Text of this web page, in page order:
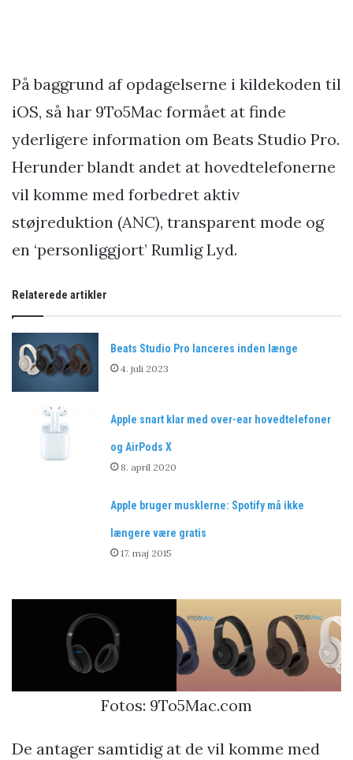
På baggrund af opdagelserne i kildekoden til
iOS, så har 9To5Mac formået at finde
yderligere information om Beats Studio Pro.
Herunder blandt andet at hovedtelefonerne
vil komme med forbedret aktiv
støjreduktion (ANC), transparent mode og
en ‘personliggjort’ Rumlig Lyd.
Relaterede artikler
Beats Studio Pro lanceres inden længe
4. juli 2023
Apple snart klar med over-ear hovedtelefoner
og AirPods X
8. april 2020
Apple bruger musklerne: Spotify må ikke
længere være gratis
17. maj 2015
Fotos: 9To5Mac.com
De antager samtidig at de vil komme med